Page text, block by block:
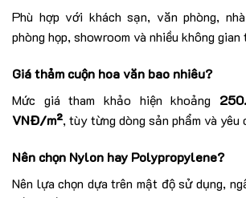
Phù hợp với khách sạn, văn phòng,
phòng họp, showroom và nhiều không gian
Giá thảm cuộn hoa văn bao nhiêu?
Mức giá tham khảo hiện khoảng
VNĐ/m², tùy từng dòng sản phẩm và yêu
Nên chọn Nylon hay Polypropylene?
Nên lựa chọn dựa trên mật độ sử dụng,